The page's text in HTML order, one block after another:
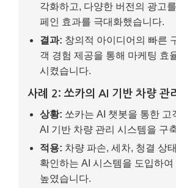
각화하고, 다양한 버전의 광고
페인 효과를 극대화했습니다.
결과: 창의적 아이디어의 빠른
객 경험 제공을 통해 마케팅 효
시켰습니다.
사례 2: 쏘카의 AI 기반 차량 관
상황: 쏘카는 AI 챗봇을 통한 고
AI 기반 차량 관리 시스템을 구
적용: 차량 파손, 세차, 청결 상
확인하는 AI 시스템을 도입하
높였습니다.